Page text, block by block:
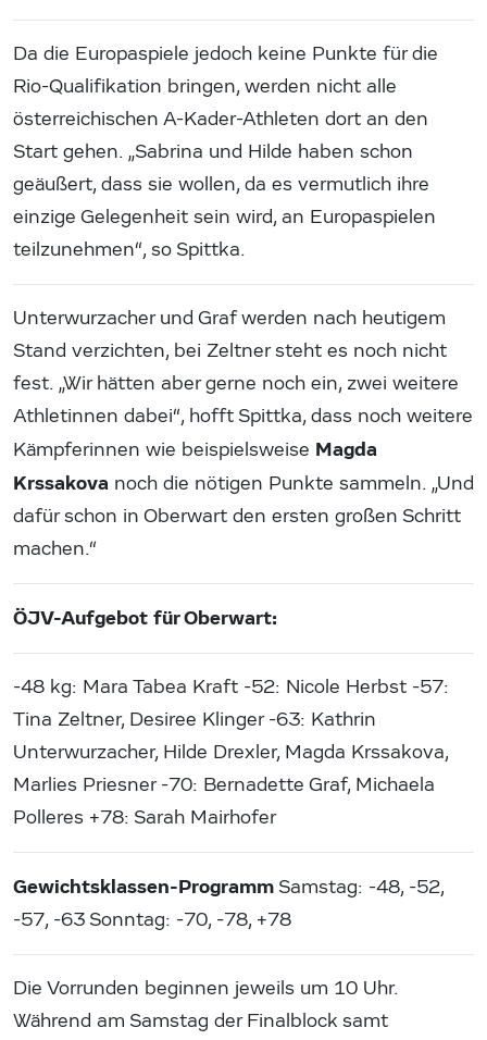
Da die Europaspiele jedoch keine Punkte für die
Rio-Qualifikation bringen, werden nicht alle
österreichischen A-Kader-Athleten dort an den
Start gehen. „Sabrina und Hilde haben schon
geäußert, dass sie wollen, da es vermutlich ihre
einzige Gelegenheit sein wird, an Europaspielen
teilzunehmen“, so Spittka.
Unterwurzacher und Graf werden nach heutigem
Stand verzichten, bei Zeltner steht es noch nicht
fest. „Wir hätten aber gerne noch ein, zwei weitere
Athletinnen dabei“, hofft Spittka, dass noch weitere
Kämpferinnen wie beispielsweise Magda
Krssakova noch die nötigen Punkte sammeln. „Und
dafür schon in Oberwart den ersten großen Schritt
machen.“
ÖJV-Aufgebot für Oberwart:
-48 kg: Mara Tabea Kraft -52: Nicole Herbst -57:
Tina Zeltner, Desiree Klinger -63: Kathrin
Unterwurzacher, Hilde Drexler, Magda Krssakova,
Marlies Priesner -70: Bernadette Graf, Michaela
Polleres +78: Sarah Mairhofer
Gewichtsklassen-Programm Samstag: -48, -52,
-57, -63 Sonntag: -70, -78, +78
Die Vorrunden beginnen jeweils um 10 Uhr.
Während am Samstag der Finalblock samt